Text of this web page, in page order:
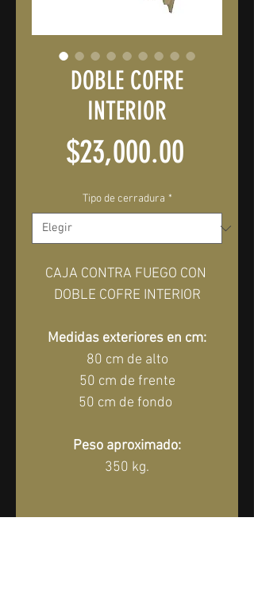
DOBLE COFRE
INTERIOR
$23,000.00Precio
Tipo de cerradura *
CAJA CONTRA FUEGO CON
DOBLE COFRE INTERIOR
Medidas exteriores en cm:
80 cm de alto
50 cm de frente
50 cm de fondo
Peso aproximado:
350 kg.